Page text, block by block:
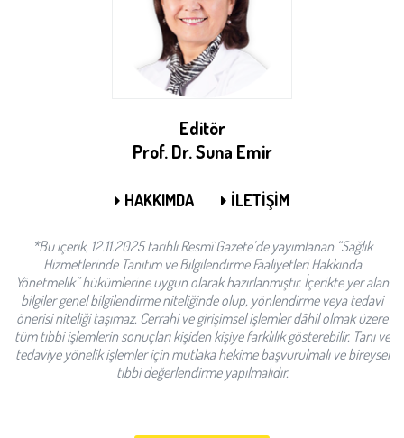
Editör
Prof. Dr. Suna Emir
HAKKIMDA İLETİŞİM
*Bu içerik, 12.11.2025 tarihli Resmî Gazete’de yayımlanan “Sağlık
Hizmetlerinde Tanıtım ve Bilgilendirme Faaliyetleri Hakkında
Yönetmelik” hükümlerine uygun olarak hazırlanmıştır. İçerikte yer alan
bilgiler genel bilgilendirme niteliğinde olup, yönlendirme veya tedavi
önerisi niteliği taşımaz. Cerrahi ve girişimsel işlemler dâhil olmak üzere
tüm tıbbi işlemlerin sonuçları kişiden kişiye farklılık gösterebilir. Tanı ve
tedaviye yönelik işlemler için mutlaka hekime başvurulmalı ve bireysel
tıbbi değerlendirme yapılmalıdır.